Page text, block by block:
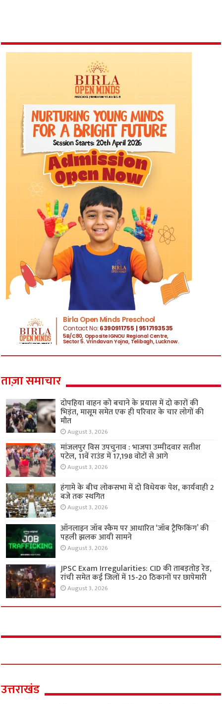
ताज़ा समाचार
दोपहिया वाहन को बचाने के प्रयास में दो कारों की
भिड़ंत, मासूम समेत एक ही परिवार के चार लोगों की
मौत
August 3, 2026
मांजलपुर विस उपचुनाव : भाजपा उम्मीदवार सतीश
पटेल, 11वें राउंड में 17,198 वोटों से आगे
August 3, 2026
हंगामे के बीच लोकसभा में दो विधेयक पेश, कार्यवाही 2
बजे तक स्थगित
August 3, 2026
ऑनलाइन जॉब स्कैम पर आधारित ‘जॉब ट्रैफिकिंग’ की
पहली झलक आयी सामने
August 3, 2026
JPSC Exam Irregularities: CID की ताबड़तोड़ रेड,
रांची समेत कई जिलों में 15-20 ठिकानों पर छापेमारी
August 3, 2026
उत्तराखंड